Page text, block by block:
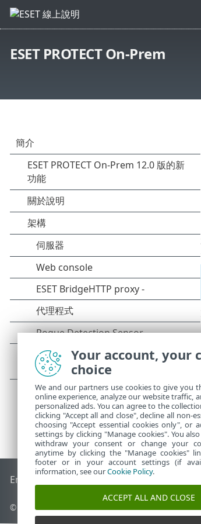
ESET PROTECT On-Prem
End of Life ESET 知識庫 ESET 論壇ESET
© 1992 - 2026 ESET, spol. s r.o. - 保留所有權利。
Your account, your
choice
We and our partners use cookies to give you
online experience, analyze our website traffic,
personalized ads. You can agree to the
clicking "Accept all and close", decline all non-
choosing "Accept essential cookies only", or
settings by clicking "Manage cookies". You
withdraw your consent or change your
anytime by clicking the "Manage cookies"
footer or in your account settings (if
information, see ourCookie Policy.
ACCEPT ALL AND CLOSE